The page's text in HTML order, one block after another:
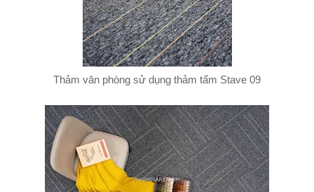
Thảm văn phòng sử dụng thảm tấm Stave 09